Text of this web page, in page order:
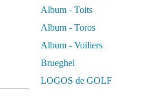
Album - Toits
Album - Toros
Album - Voiliers
Brueghel
LOGOS de GOLF